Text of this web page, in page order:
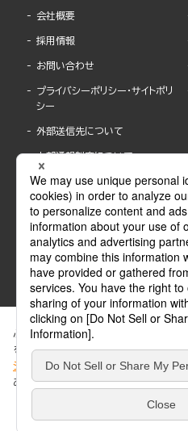
会社概要
採用情報
お問い合わせ
プライバシーポリシー・サイトポリ
シー
外部送信先について
内部通報制度について
ABJマークは、この電子書店・電子書籍配信サ
得た正規版配信サービスであることを示す
ABJマークの詳細、ABJマークを掲示している
ぶんか社が運営するサイトでは、利
を使用しています。 当社のCookieに
シー
」をご覧ください。当サイトでは
ありません。